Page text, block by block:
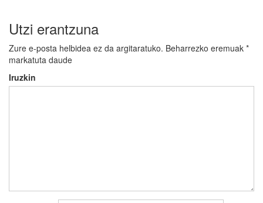
Utzi erantzuna
Zure e-posta helbidea ez da argitaratuko. Beharrezko eremuak *
markatuta daude
Iruzkin